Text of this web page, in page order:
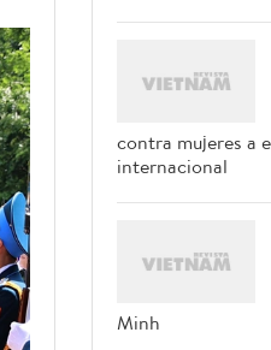
contra mujeres a
internacional
Minh